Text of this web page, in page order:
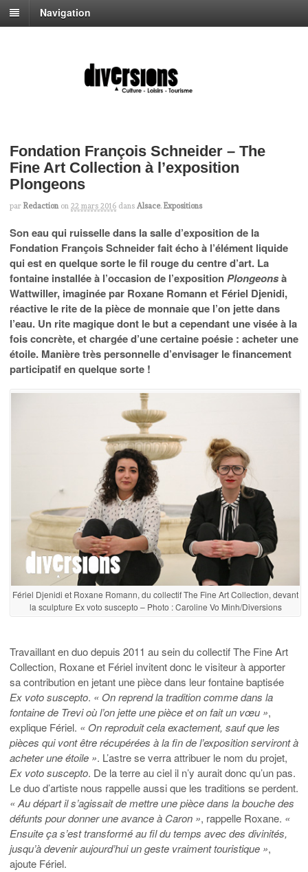
Navigation
Fondation François Schneider – The
Fine Art Collection à l’exposition
Plongeons
par Redaction on 22 mars 2016 dans Alsace, Expositions
Son eau qui ruisselle dans la salle d’exposition de la
Fondation François Schneider fait écho à l’élément liquide
qui est en quelque sorte le fil rouge du centre d’art. La
fontaine installée à l’occasion de l’expositionPlongeonsà
Wattwiller, imaginée par Roxane Romann et Fériel Djenidi,
réactive le rite de la pièce de monnaie que l’on jette dans
l’eau. Un rite magique dont le but a cependant une visée à la
fois concrète, et chargée d’une certaine poésie : acheter une
étoile. Manière très personnelle d’envisager le financement
participatif en quelque sorte !
Fériel Djenidi et Roxane Romann, du collectif The Fine Art Collection, devant
la sculpture Ex voto suscepto – Photo : Caroline Vo Minh/Diversions
Travaillant en duo depuis 2011 au sein du collectif The Fine Art
Collection, Roxane et Fériel invitent donc le visiteur à apporter
sa contribution en jetant une pièce dans leur fontaine baptisée
Ex voto suscepto. « On reprend la tradition comme dans la
fontaine de Trevi où l’on jette une pièce et on fait un vœu »,
explique Fériel. « On reproduit cela exactement, sauf que les
pièces qui vont être récupérées à la fin de l’exposition serviront à
acheter une étoile ». L’astre se verra attribuer le nom du projet,
Ex voto suscepto. De la terre au ciel il n’y aurait donc qu’un pas.
Le duo d’artiste nous rappelle aussi que les traditions se perdent.
« Au départ il s’agissait de mettre une pièce dans la bouche des
défunts pour donner une avance à Caron », rappelle Roxane. «
Ensuite ça s’est transformé au fil du temps avec des divinités,
jusqu’à devenir aujourd’hui un geste vraiment touristique »,
ajoute Fériel.